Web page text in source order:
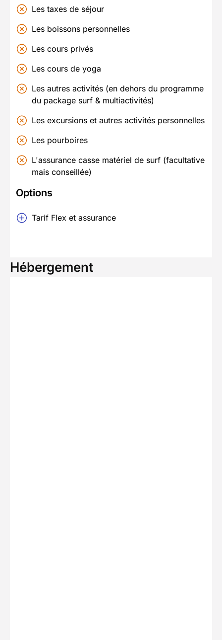
Les taxes de séjour
Les boissons personnelles
Les cours privés
Les cours de yoga
Les autres activités (en dehors du programme
du package surf & multiactivités)
Les excursions et autres activités personnelles
Les pourboires
L'assurance casse matériel de surf (facultative
mais conseillée)
Options
Tarif Flex et assurance
Hébergement